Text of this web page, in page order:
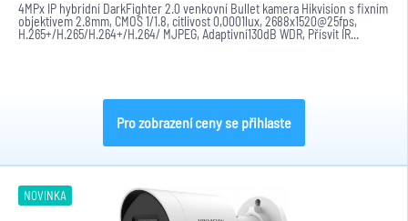
4MPx IP hybridní DarkFighter 2.0 venkovní Bullet kamera Hikvision s fixním
objektivem 2.8mm, CMOS 1/1.8, citlivost 0,0001lux, 2688x1520@25fps,
H.265+/H.265/H.264+/H.264/ MJPEG, Adaptivní130dB WDR, Přísvit IR...
Pro zobrazení ceny se přihlaste
NOVINKA